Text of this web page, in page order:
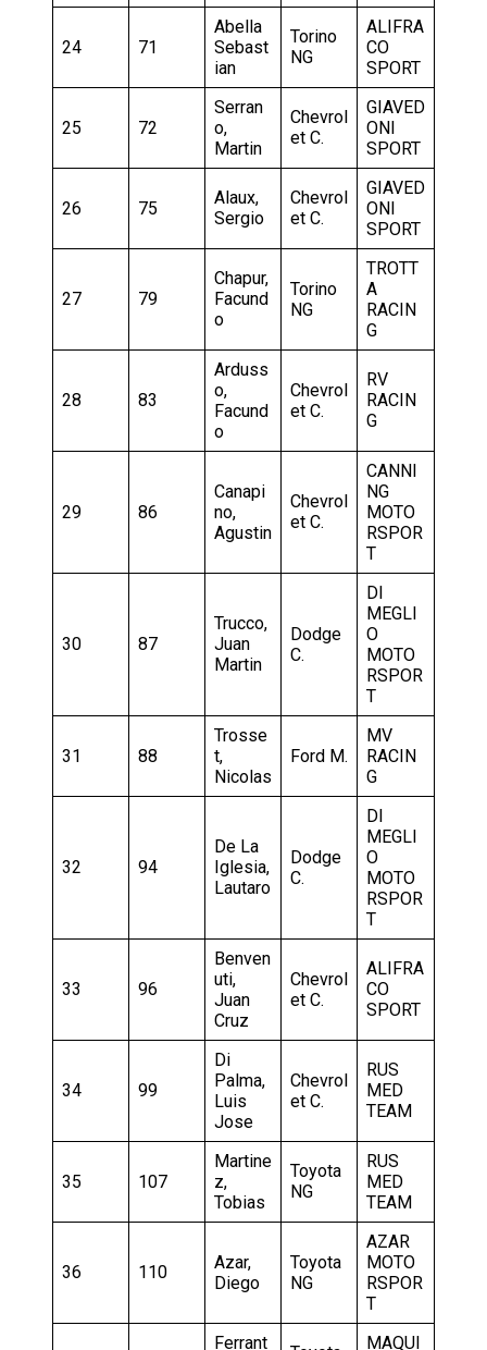
24 71
Abella
Sebast
ian
Torino
NG
ALIFRA
CO
SPORT
25 72
Serran
o,
Martin
Chevrol
et C.
GIAVED
ONI
SPORT
26 75
Alaux,
Sergio
Chevrol
et C.
GIAVED
ONI
SPORT
27 79
Chapur,
Facund
o
Torino
NG
TROTT
A
RACIN
G
28 83
Arduss
o,
Facund
o
Chevrol
et C.
RV
RACIN
G
29 86
Canapi
no,
Agustin
Chevrol
et C.
CANNI
NG
MOTO
RSPOR
T
30 87
Trucco,
Juan
Martin
Dodge
C.
DI
MEGLI
O
MOTO
RSPOR
T
31 88
Trosse
t,
Nicolas
Ford M.
MV
RACIN
G
32 94
De La
Iglesia,
Lautaro
Dodge
C.
DI
MEGLI
O
MOTO
RSPOR
T
33 96
Benven
uti,
Juan
Cruz
Chevrol
et C.
ALIFRA
CO
SPORT
34 99
Di
Palma,
Luis
Jose
Chevrol
et C.
RUS
MED
TEAM
35 107
Martine
z,
Tobias
Toyota
NG
RUS
MED
TEAM
36 110
Azar,
Diego
Toyota
NG
AZAR
MOTO
RSPOR
T
Ferrant
MAQUI